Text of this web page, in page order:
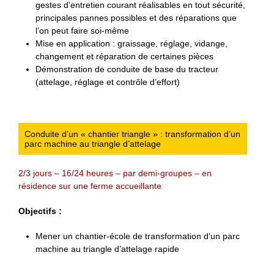
gestes d’entretien courant réalisables en tout sécurité,
principales pannes possibles et des réparations que
l’on peut faire soi-même
Mise en application : graissage, réglage, vidange,
changement et réparation de certaines pièces
Démonstration de conduite de base du tracteur
(attelage, réglage et contrôle d’effort)
Conduite d’un « chantier triangle » : transformation d’un
parc machine au triangle d’attelage
2/3 jours – 16/24 heures – par demi-groupes – en
résidence sur une ferme accueillante
Objectifs :
Mener un chantier-école de transformation d’un parc
machine au triangle d’attelage rapide